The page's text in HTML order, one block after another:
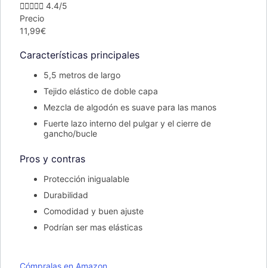
 4.4/5
Precio
11,99€
Características principales
5,5 metros de largo
Tejido elástico de doble capa
Mezcla de algodón es suave para las manos
Fuerte lazo interno del pulgar y el cierre de
gancho/bucle
Pros y contras
Protección inigualable
Durabilidad
Comodidad y buen ajuste
Podrían ser mas elásticas
Cómpralas en Amazon